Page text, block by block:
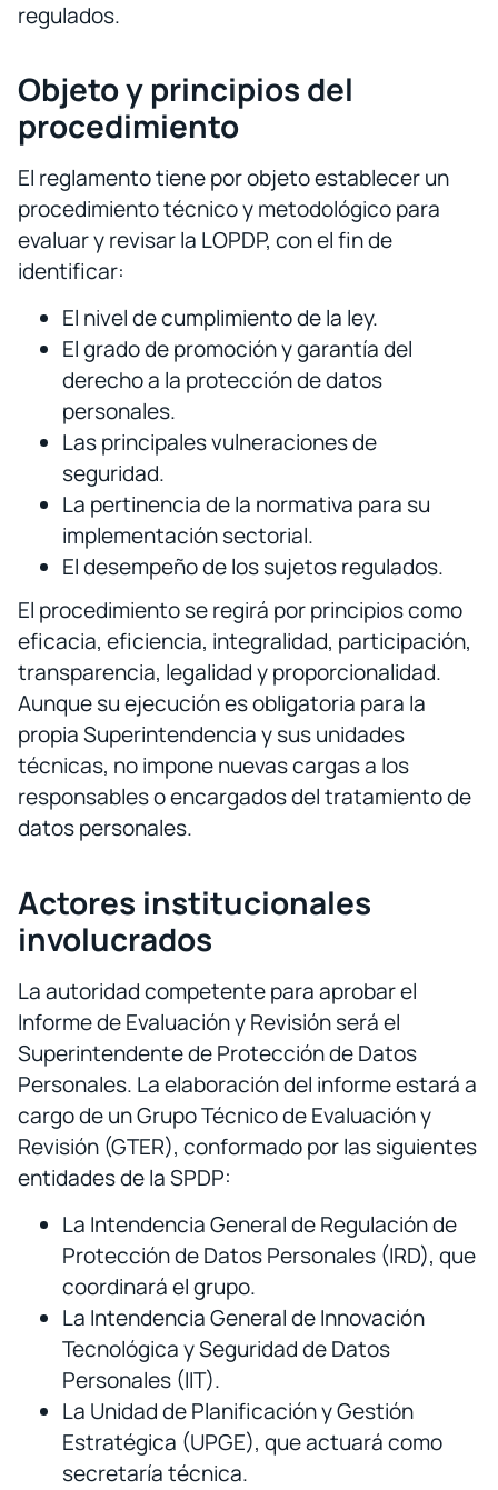
regulados.
Objeto y principios del
procedimiento
El reglamento tiene por objeto establecer un
procedimiento técnico y metodológico para
evaluar y revisar la LOPDP, con el fin de
identificar:
El nivel de cumplimiento de la ley.
El grado de promoción y garantía del
derecho a la protección de datos
personales.
Las principales vulneraciones de
seguridad.
La pertinencia de la normativa para su
implementación sectorial.
El desempeño de los sujetos regulados.
El procedimiento se regirá por principios como
eficacia, eficiencia, integralidad, participación,
transparencia, legalidad y proporcionalidad.
Aunque su ejecución es obligatoria para la
propia Superintendencia y sus unidades
técnicas, no impone nuevas cargas a los
responsables o encargados del tratamiento de
datos personales.
Actores institucionales
involucrados
La autoridad competente para aprobar el
Informe de Evaluación y Revisión será el
Superintendente de Protección de Datos
Personales. La elaboración del informe estará a
cargo de un Grupo Técnico de Evaluación y
Revisión (GTER), conformado por las siguientes
entidades de la SPDP:
La Intendencia General de Regulación de
Protección de Datos Personales (IRD), que
coordinará el grupo.
La Intendencia General de Innovación
Tecnológica y Seguridad de Datos
Personales (IIT).
La Unidad de Planificación y Gestión
Estratégica (UPGE), que actuará como
secretaría técnica.